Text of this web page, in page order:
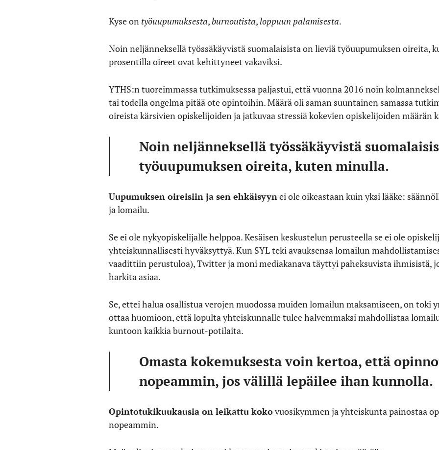
Kyse on työuupumuksesta,burnoutista,loppuun palamisesta.
Noin neljänneksellä työssäkäyvistä suomalaisista on lieviä työuupumuksen oireita,
prosentilla oireet ovat kehittyneet vakaviksi.
YTHS:n tuoreimmassa tutkimuksessa paljastui, että vuonna 2016 noin
tai todella ongelma pitää ote opintoihin. Määrä oli saman suuntainen samassa
oireista kärsivien opiskelijoiden ja jatkuvaa stressiä kokevien opiskelijoiden määrän
Noin neljänneksellä työssäkäyvistä
työuupumuksen oireita, kuten minulla.
Uupumuksen oireisiin ja sen ehkäisyynei ole oikeastaan kuin yksi lääke:
ja lomailu.
Se ei ole nykyopiskelijalle helppoa. Kesäisen keskustelun perusteella se ei ole
yhteiskunnallisesti hyväksyttyä. Kun SYL teki avauksensa lomailun
vaadittiin perustuloa), Twitter ja moni mediakanava täyttyi paheksuvista ihmisistä,
harkita asiaa.
Se, ettei halua osallistua verojen muodossa muiden lomailun maksamiseen, on toki
ottaa huomioon, että lopulta yhteiskunnalle tulee halvemmaksi mahdollistaa
kuntoon kaikkia burnout-potilaita.
Omasta kokemuksesta voin kertoa, että
nopeammin, jos välillä lepäilee ihan kunnolla.
Opintotukikuukausia on leikattu kokovuosikymmen ja yhteiskunta painostaa
nopeammin.